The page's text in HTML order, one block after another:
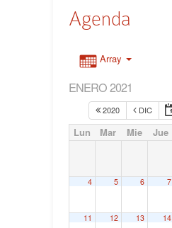
Agenda
Array
ENERO 2021
2020 DIC
Lun Mar Mie Jue
4 5 6 7
11 12 13 14